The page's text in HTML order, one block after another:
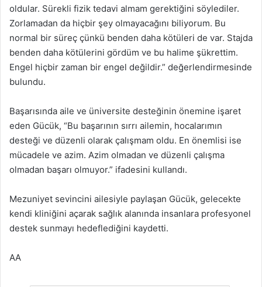
oldular. Sürekli fizik tedavi almam gerektiğini söylediler.
Zorlamadan da hiçbir şey olmayacağını biliyorum. Bu
normal bir süreç çünkü benden daha kötüleri de var. Stajda
benden daha kötülerini gördüm ve bu halime şükrettim.
Engel hiçbir zaman bir engel değildir.” değerlendirmesinde
bulundu.
Başarısında aile ve üniversite desteğinin önemine işaret
eden Gücük, “Bu başarının sırrı ailemin, hocalarımın
desteği ve düzenli olarak çalışmam oldu. En önemlisi ise
mücadele ve azim. Azim olmadan ve düzenli çalışma
olmadan başarı olmuyor.” ifadesini kullandı.
Mezuniyet sevincini ailesiyle paylaşan Gücük, gelecekte
kendi kliniğini açarak sağlık alanında insanlara profesyonel
destek sunmayı hedeflediğini kaydetti.
AA